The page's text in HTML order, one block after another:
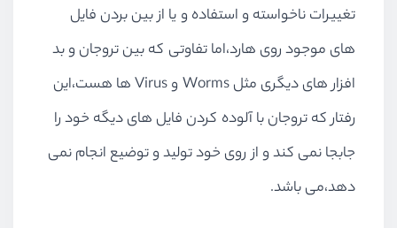
تغییرات ناخواسته و استفاده و یا از بین بردن فایل
های موجود روی هارد،اما تفاوتی که بین تروجان و بد
افزار های دیگری مثل Worms و Virus ها هست،این
رفتار که تروجان با آلوده کردن فایل های دیگه خود را
جابجا نمی کند و از روی خود تولید و توضیع انجام نمی
دهد،می باشد.